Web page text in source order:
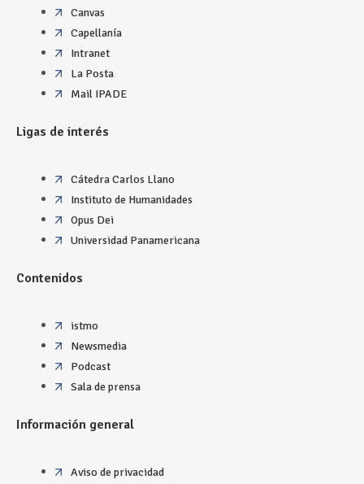
Canvas
Capellanía
Intranet
La Posta
Mail IPADE
Ligas de interés
Cátedra Carlos Llano
Instituto de Humanidades
Opus Dei
Universidad Panamericana
Contenidos
istmo
Newsmedia
Podcast
Sala de prensa
Información general
Aviso de privacidad